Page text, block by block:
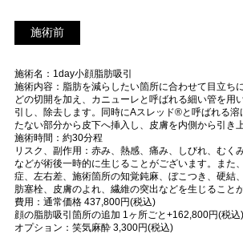
後
施術前
施術名：1day小顔脂肪吸引
施術内容：脂肪を減らしたい箇所に合わせて目立ち
どの切開を加え、カニューレと呼ばれる細い管を用
引し、除去します。同時にAスレッド®と呼ばれる溶
たない部分から皮下へ挿入し、皮膚を内側から引き
施術時間：約30分程
リスク、副作用：赤み、熱感、痛み、しびれ、むく
などが術後一時的に生じることがございます。また
症、左右差、施術箇所の知覚鈍麻、ぼこつき、硬結
肪塞栓、皮膚のよれ、繊維の突出などを生じること
費用：通常価格 437,800円(税込)
顔の脂肪吸引箇所の追加 1ヶ所ごと+162,800円(税込)
オプション：笑気麻酔 3,300円(税込)